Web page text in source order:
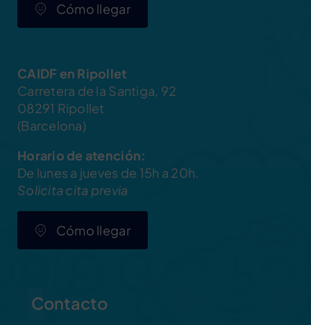
Cómo llegar
CAIDF en Ripollet
Carretera de la Santiga, 92
08291 Ripollet
(Barcelona)
Horario de atención:
De lunes a jueves de 15h a 20h.
Solicita cita previa
Cómo llegar
Contacto